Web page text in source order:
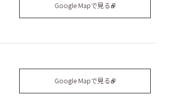
Google Mapで見る
Google Mapで見る